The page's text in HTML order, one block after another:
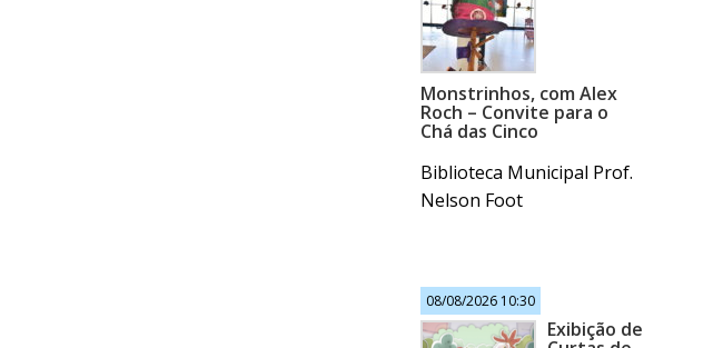
Monstrinhos, com Alex
Roch – Convite para o
Chá das Cinco
Biblioteca Municipal Prof.
Nelson Foot
08/08/2026 10:30
Exibição de